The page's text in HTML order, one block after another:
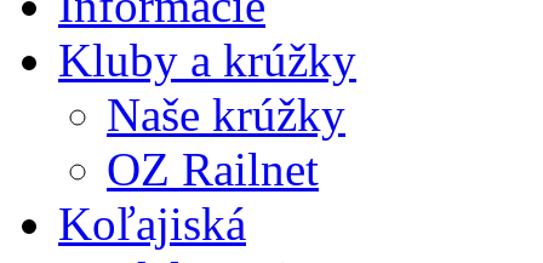
Kluby a krúžky
Naše krúžky
OZ Railnet
Koľajiská